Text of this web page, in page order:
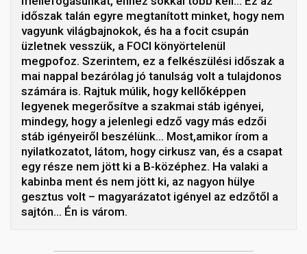
időszak talán egyre megtanított minket, hogy nem
vagyunk világbajnokok, és ha a focit csupán
üzletnek vesszük, a FOCI könyörtelenül
megpofoz. Szerintem, ez a felkészülési időszak a
mai nappal bezárólag jó tanulság volt a tulajdonos
számára is. Rajtuk múlik, hogy kellőképpen
legyenek megerősítve a szakmai stáb igényei,
mindegy, hogy a jelenlegi edző vagy más edzői
stáb igényeiről beszélünk… Most,amikor írom a
nyilatkozatot, látom, hogy cirkusz van, és a csapat
egy része nem jött ki a B-középhez. Ha valaki a
kabinba ment és nem jött ki, az nagyon hülye
gesztus volt – magyarázatot igényel az edzőtől a
sajtón… Én is várom.